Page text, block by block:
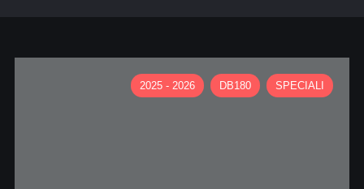
2025 - 2026 DB180 SPECIALI